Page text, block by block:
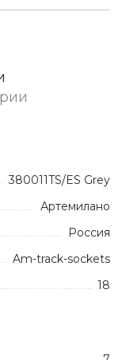
380011TS/ES Grey
Артемилано
Россия
Am-track-sockets
18